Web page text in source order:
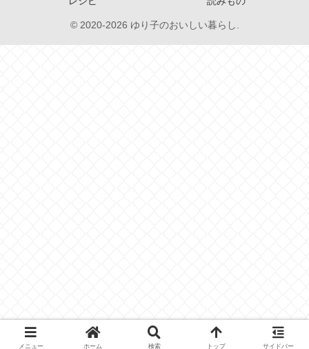
© 2020-2026 ゆり子のおいしい暮らし.
メニュー ホーム 検索 トップ サイドバー